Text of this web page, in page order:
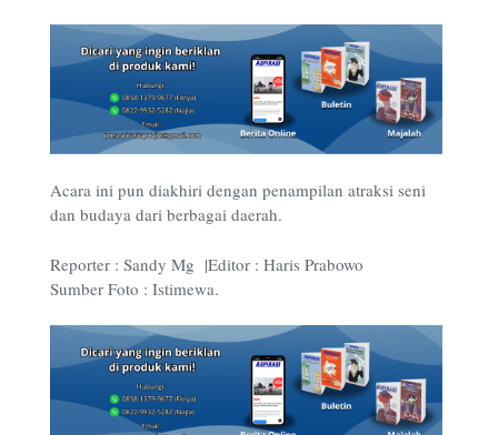
Acara ini pun diakhiri dengan penampilan atraksi seni
dan budaya dari berbagai daerah.
Reporter : Sandy Mg |Editor : Haris Prabowo
Sumber Foto : Istimewa.